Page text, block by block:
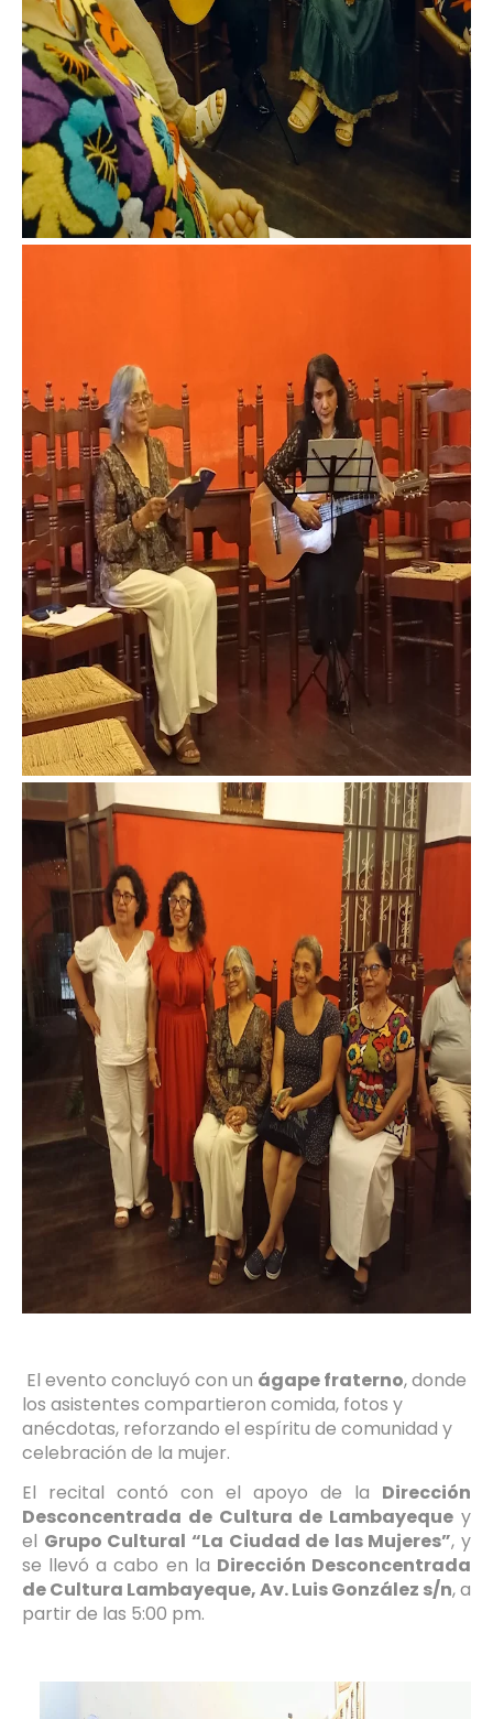
El evento concluyó con un ágape fraterno, donde
los asistentes compartieron comida, fotos y
anécdotas, reforzando el espíritu de comunidad y
celebración de la mujer.
El recital contó con el apoyo de la Dirección
Desconcentrada de Cultura de Lambayeque y
el Grupo Cultural “La Ciudad de las Mujeres”, y
se llevó a cabo en la Dirección Desconcentrada
de Cultura Lambayeque, Av. Luis González s/n, a
partir de las 5:00 pm.